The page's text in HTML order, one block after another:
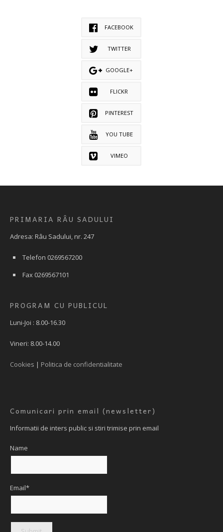
FACEBOOK
TWITTER
GOOGLE+
FLICKR
PINTEREST
YOU TUBE
VIMEO
PRIMARIA RÂU SADULUI
Adresa: Râu Sadului, nr. 247
Telefon 0269567200
Fax 0269567101
PROGRAM CU PUBLICUL
Luni-Joi : 8.00-16.30
Vineri: 8.00-14.00
Cookies | Politica de confidentialitate
Comunicari prin email (newsletter)
Informatii de inters public si stiri trimise prin email
Name
Email*